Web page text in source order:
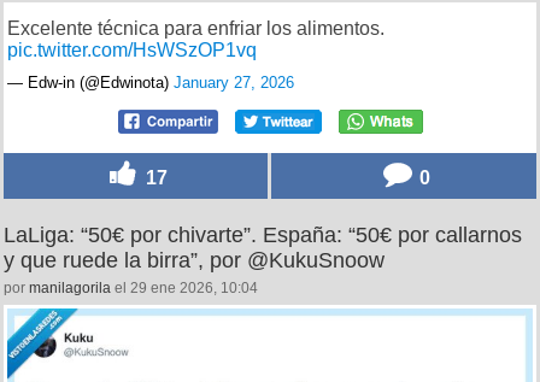
Excelente técnica para enfriar los alimentos.
pic.twitter.com/HsWSzOP1vq
— Edw-in (@Edwinota) January 27, 2026
17 0
LaLiga: “50€ por chivarte”. España: “50€ por callarnos
y que ruede la birra”, por @KukuSnoow
por manilagorila el 29 ene 2026, 10:04